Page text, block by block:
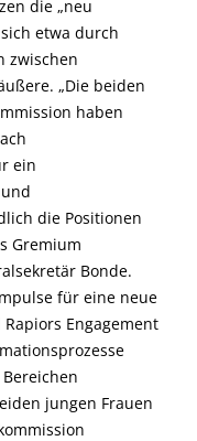
die „neu
etwa durch
zwischen
„Die beiden
haben
ein
die Positionen
Gremium
Bonde.
für eine neue
Engagement
jungen Frauen